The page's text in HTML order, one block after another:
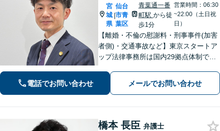
宮
城
県
|
仙台
市青
葉区
青葉通一番
町駅 から徒
歩1分
営業時間：06:30
~22:00（土日祝
日）
【離婚・不倫の慰謝料・刑事事件(加害
者側)・交通事故など】東京スタートア
ップ法律事務所は国内29拠点体制で全
対応(法律相談は完全予約制)】各分野で
専門性の高い弁護士が寄り添い解決を
電話でお問い合わせ メールでお問い合わせ
橋本 長臣 弁護士